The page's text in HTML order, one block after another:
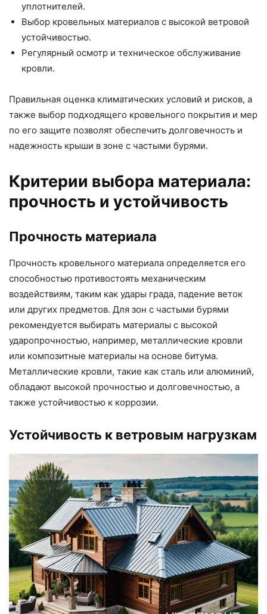
уплотнителей.
Выбор кровельных материалов с высокой ветровой
устойчивостью.
Регулярный осмотр и техническое обслуживание
кровли.
Правильная оценка климатических условий и рисков, а
также выбор подходящего кровельного покрытия и мер
по его защите позволят обеспечить долговечность и
надежность крыши в зоне с частыми бурями.
Критерии выбора материала:
прочность и устойчивость
Прочность материала
Прочность кровельного материала определяется его
способностью противостоять механическим
воздействиям, таким как удары града, падение веток
или других предметов. Для зон с частыми бурями
рекомендуется выбирать материалы с высокой
ударопрочностью, например, металлические кровли
или композитные материалы на основе битума.
Металлические кровли, такие как сталь или алюминий,
обладают высокой прочностью и долговечностью, а
также устойчивостью к коррозии.
Устойчивость к ветровым нагрузкам